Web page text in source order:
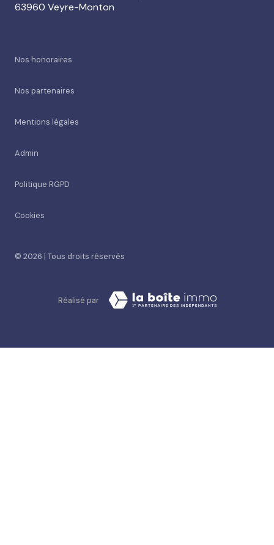
63960 Veyre-Monton
Nos honoraires
Nos partenaires
Mentions légales
Admin
Politique RGPD
Cookies
© 2026 | Tous droits réservés
Réalisé par